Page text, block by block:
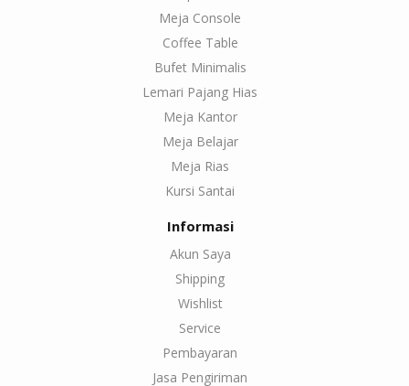
Meja Console
Coffee Table
Bufet Minimalis
Lemari Pajang Hias
Meja Kantor
Meja Belajar
Meja Rias
Kursi Santai
Informasi
Akun Saya
Shipping
Wishlist
Service
Pembayaran
Jasa Pengiriman